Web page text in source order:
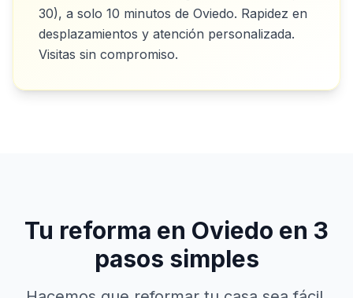
30), a solo 10 minutos de Oviedo. Rapidez en
desplazamientos y atención personalizada.
Visitas sin compromiso.
Tu reforma en Oviedo en 3
pasos simples